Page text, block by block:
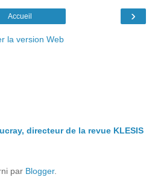
›
Accueil
la version Web
directeur de la revue KLESIS
par Blogger.